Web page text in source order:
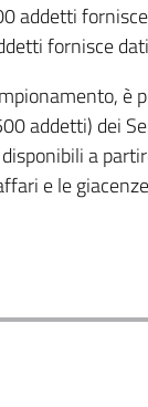
addetti
fornisce
è
addetti) dei
a
e le